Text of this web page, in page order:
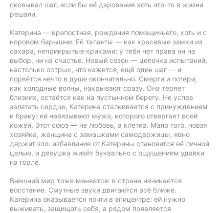
сковывал шаг, если бы её дарования хоть что-то в жизни
решали.
Катерина — крепостная, рождения помещичьего, хоть и с
норовом барышни. Её таланты — как красивые замки из
сахара, неприкрытые криками: у тебя нет права ни на
выбор, ни на счастье. Новый сезон — цепочка испытаний,
настолько острых, что кажется, ещё один шаг — и
порвётся нечто в душе окончательно. Смерти и потери,
как холодные волны, накрывают сразу. Она теряет
близких, остаётся как на пустынном берегу. Не успев
залатать сердце, Катерина сталкивается с принуждением
к браку: ей навязывают мужа, которого отвергает всей
кожей. Этот союз — не любовь, а клетка. Мало того, новая
хозяйка, женщина с замашками самодержицы, явно
держит зло: избавление от Катерины становится её личной
целью, и девушка живёт буквально с ощущением удавки
на горле.
Внешний мир тоже меняется: в стране начинается
восстание. Смутные звуки двигаются всё ближе.
Катерина оказывается почти в эпицентре: ей нужно
выживать, защищать себя, а рядом появляется